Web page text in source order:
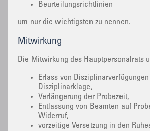
Beurteilungsrichtlinien
um nur die wichtigsten zu nennen.
Mitwirkung
Die Mitwirkung des Hauptpersonalrats
Erlass von
Disziplinarklage,
Verlängerung der Probezeit,
Entlassung von Beamten auf
Widerruf,
vorzeitige Versetzung in den